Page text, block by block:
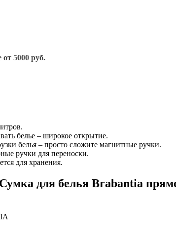
5000 руб.
белье – широкое открытие.
белья – просто сложите магнитные ручки.
ручки для переноски.
для хранения.
для белья Brabantia